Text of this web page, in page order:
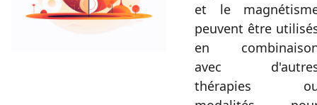
et le
peuvent être
en
avec
thérapies